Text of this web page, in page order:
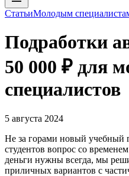
СтатьиМолодым
Подработки
50 000 ₽ для
специалистов
5 августа 2024
Не за горами новый учебный
студентов вопрос со
деньги нужны всегда, мы
приличных вариантов с